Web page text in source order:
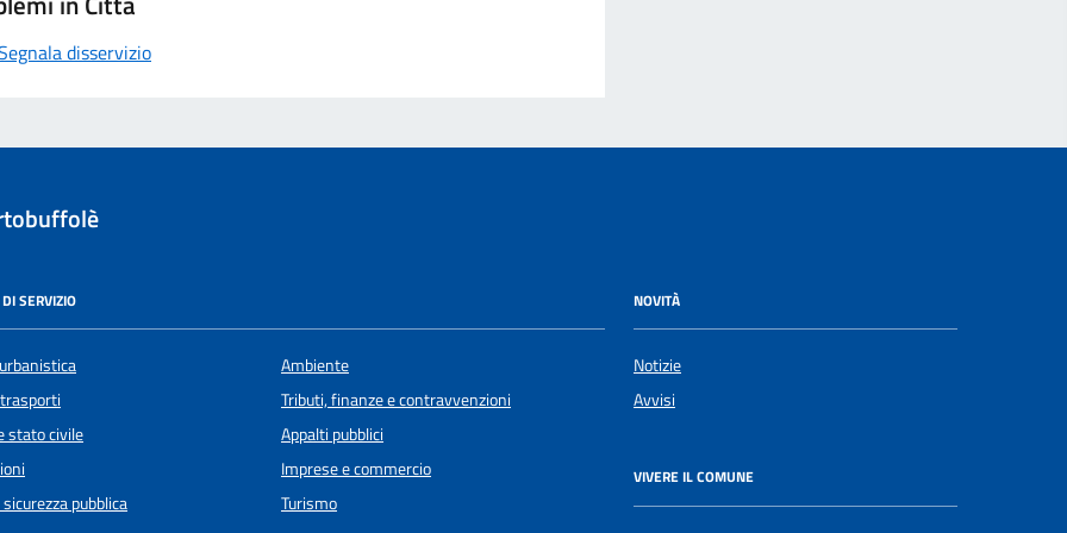
disservizio
SERVIZIO
stato civile
pubblica
Ambiente
Tributi, finanze e contravvenzioni
Appalti pubblici
Imprese e commercio
Turismo
NOVITÀ
Notizie
Avvisi
VIVERE IL COMUNE